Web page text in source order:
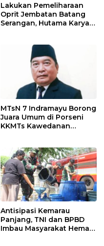
Lakukan Pemeliharaan
Oprit Jembatan Batang
Serangan, Hutama Karya
MTsN 7 Indramayu Borong
Juara Umum di Porseni
KKMTs Kawedanan
Antisipasi Kemarau
Panjang, TNI dan BPBD
Imbau Masyarakat Hemat